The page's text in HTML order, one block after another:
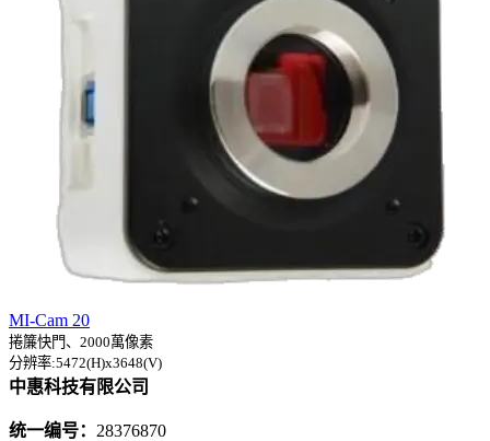
MI-Cam 20
捲簾快門、2000萬像素
分辨率:5472(H)x3648(V)
中惠科技有限公司
统一编号： 28376870